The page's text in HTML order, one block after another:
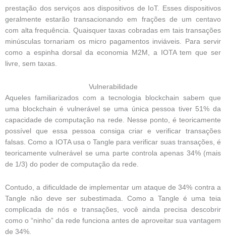
prestação dos serviços aos dispositivos de IoT. Esses dispositivos
geralmente estarão transacionando em frações de um centavo
com alta frequência. Quaisquer taxas cobradas em tais transações
minúsculas tornariam os micro pagamentos inviáveis. Para servir
como a espinha dorsal da economia M2M, a IOTA tem que ser
livre, sem taxas.
Vulnerabilidade
Aqueles familiarizados com a tecnologia blockchain sabem que
uma blockchain é vulnerável se uma única pessoa tiver 51% da
capacidade de computação na rede. Nesse ponto, é teoricamente
possível que essa pessoa consiga criar e verificar transações
falsas. Como a IOTA usa o Tangle para verificar suas transações, é
teoricamente vulnerável se uma parte controla apenas 34% (mais
de 1/3) do poder de computação da rede.
Contudo, a dificuldade de implementar um ataque de 34% contra a
Tangle não deve ser subestimada. Como a Tangle é uma teia
complicada de nós e transações, você ainda precisa descobrir
como o “ninho” da rede funciona antes de aproveitar sua vantagem
de 34%.